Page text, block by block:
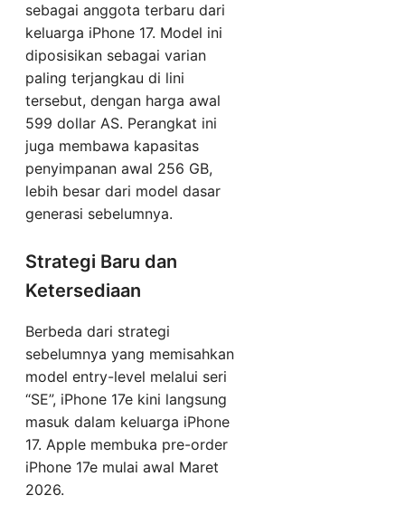
sebagai anggota terbaru dari
keluarga iPhone 17. Model ini
diposisikan sebagai varian
paling terjangkau di lini
tersebut, dengan harga awal
599 dollar AS. Perangkat ini
juga membawa kapasitas
penyimpanan awal 256 GB,
lebih besar dari model dasar
generasi sebelumnya.
Strategi Baru dan
Ketersediaan
Berbeda dari strategi
sebelumnya yang memisahkan
model entry-level melalui seri
“SE”, iPhone 17e kini langsung
masuk dalam keluarga iPhone
17. Apple membuka pre-order
iPhone 17e mulai awal Maret
2026.